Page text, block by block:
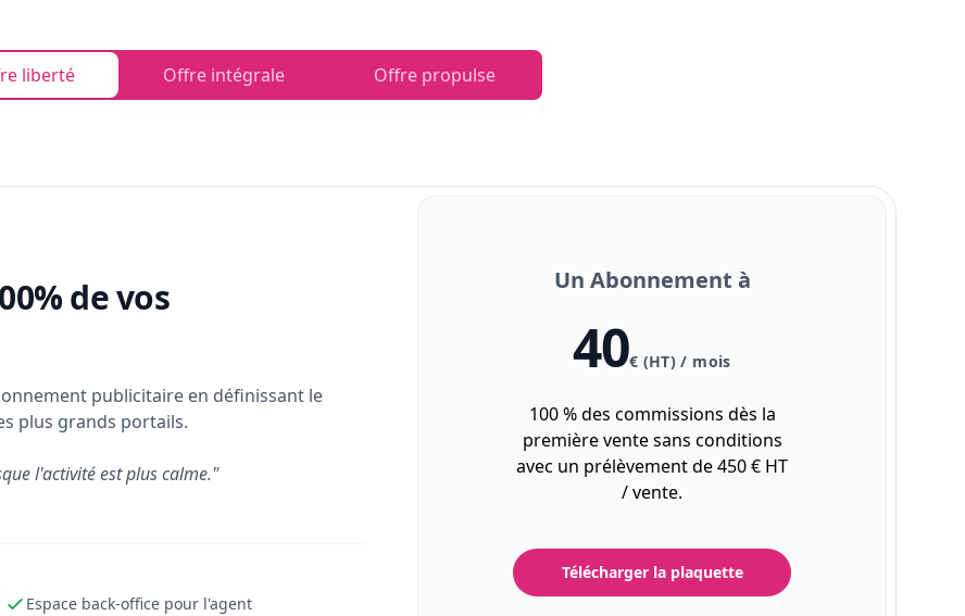
liberté Offre intégrale Offre propulse
de vos
publicitaire en définissant le
plus grands portails.
l'activité est plus calme."
Espace back-office pour l'agent
Un Abonnement à
40€ (HT) / mois
100 % des commissions dès la
première vente sans conditions
avec un prélèvement de 450 € HT
/ vente.
Télécharger la plaquette